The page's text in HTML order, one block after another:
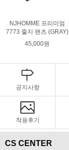
NJHOMME 프리미엄
7773 줄지 팬츠 (GRAY)
45,000원
공지사항
착용후기
CS CENTER